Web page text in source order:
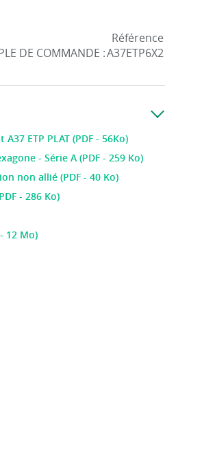
DE COMMANDE :
Référence
A37ETP6X2
ETP PLAT (PDF - 56Ko)
- Série A (PDF - 259 Ko)
non allié (PDF - 40 Ko)
- 286 Ko)
12 Mo)